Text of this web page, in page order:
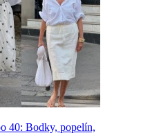
40: Bodky, popelín,